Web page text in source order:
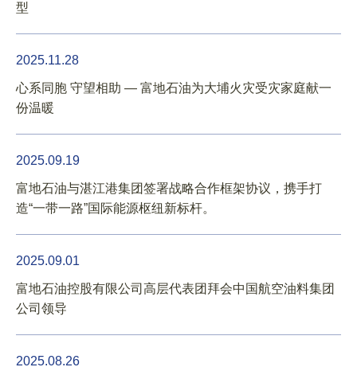
2017
2016
型
2025.11.28
心系同胞 守望相助 — 富地石油为大埔火灾受灾家庭献一
份温暖
2025.09.19
富地石油与湛江港集团签署战略合作框架协议，携手打
造“一带一路”国际能源枢纽新标杆。
2025.09.01
富地石油控股有限公司高层代表团拜会中国航空油料集团
公司领导
2025.08.26